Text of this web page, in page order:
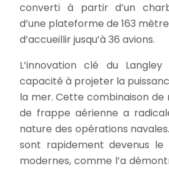
converti à partir d’un
d’une plateforme de 163
d’accueillir jusqu’à 36 avions.
L’innovation clé du
capacité à projeter la
la mer. Cette combinaison
de frappe aérienne a
nature des opérations
sont rapidement devenus
modernes, comme l’a